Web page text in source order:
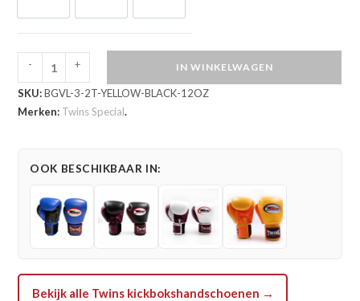
Special
BGVL
(BGVL-
2TYELLOWBLACK)
aantal
- + IN WINKELWAGEN
SKU:BGVL-3-2T-YELLOW-BLACK-12OZ
Merken: Twins Special.
OOK BESCHIKBAAR IN:
Bekijk alle Twins kickbokshandschoenen →